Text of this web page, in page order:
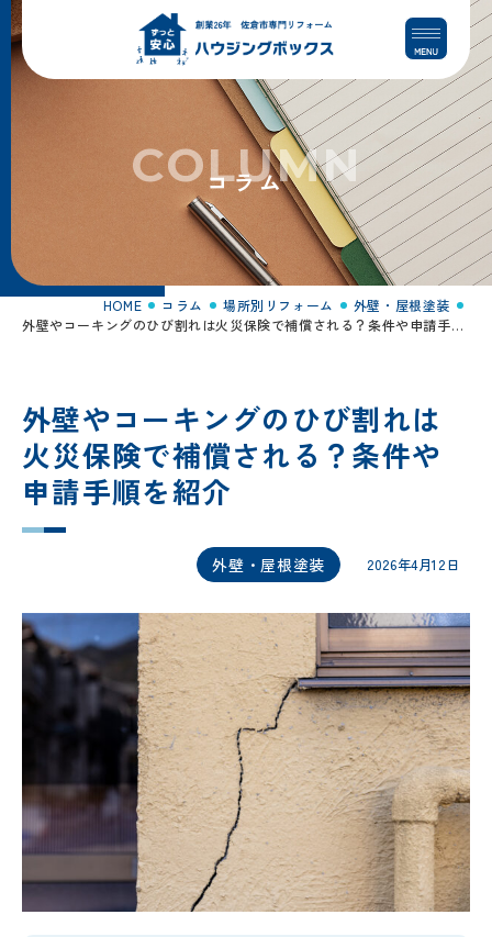
コ
ン
テ
プ
ナ
ビ
ゲ
動
コラム
COLUMN
HOME コラム 場所別リフォーム
外壁・屋根塗装
外壁やコーキングのひび割れは火災保険で補償される？条件や申請手順を紹介
外壁やコーキングのひび割れは
火災保険で補償される？条件や
申請手順を紹介
外壁・屋根塗装 2026年4月12日